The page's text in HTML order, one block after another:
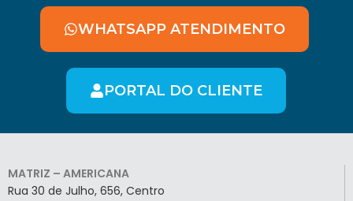
WHATSAPP ATENDIMENTO
PORTAL DO CLIENTE
MATRIZ – AMERICANA
Rua 30 de Julho, 656, Centro